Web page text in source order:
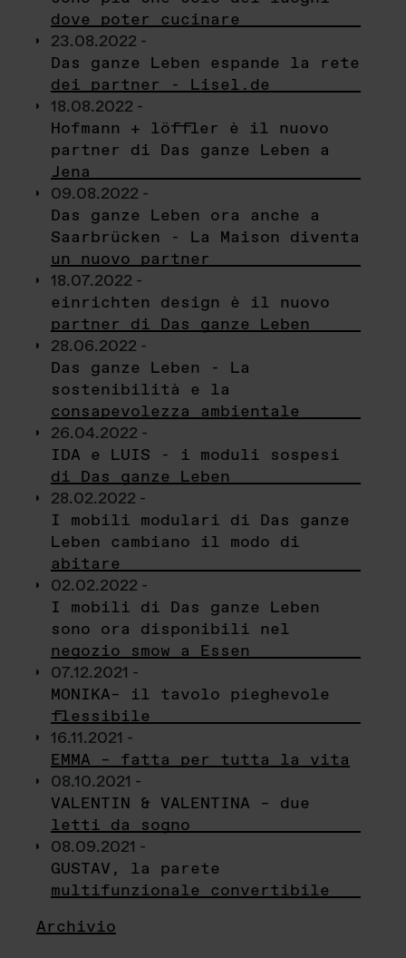
dove poter cucinare
23.08.2022 -
Das ganze Leben espande la rete
dei partner - Lisel.de
18.08.2022 -
Hofmann + löffler è il nuovo
partner di Das ganze Leben a
Jena
09.08.2022 -
Das ganze Leben ora anche a
Saarbrücken - La Maison diventa
un nuovo partner
18.07.2022 -
einrichten design è il nuovo
partner di Das ganze Leben
28.06.2022 -
Das ganze Leben - La
sostenibilità e la
consapevolezza ambientale
26.04.2022 -
IDA e LUIS - i moduli sospesi
di Das ganze Leben
28.02.2022 -
I mobili modulari di Das ganze
Leben cambiano il modo di
abitare
02.02.2022 -
I mobili di Das ganze Leben
sono ora disponibili nel
negozio smow a Essen
07.12.2021 -
MONIKA– il tavolo pieghevole
flessibile
16.11.2021 -
EMMA – fatta per tutta la vita
08.10.2021 -
VALENTIN & VALENTINA – due
letti da sogno
08.09.2021 -
GUSTAV, la parete
multifunzionale convertibile
Archivio